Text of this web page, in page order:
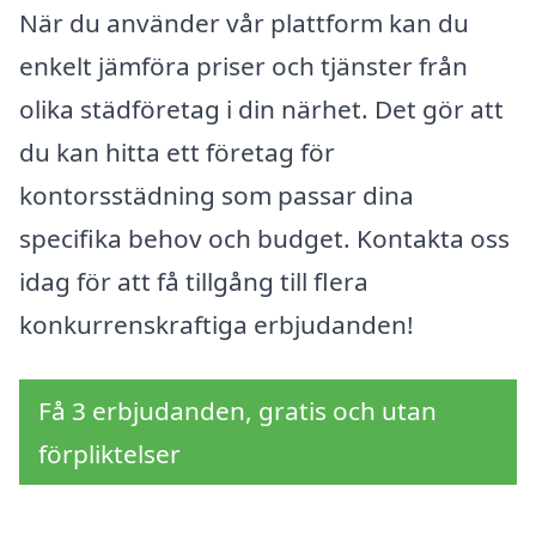
När du använder vår plattform kan du
enkelt jämföra priser och tjänster från
olika städföretag i din närhet. Det gör att
du kan hitta ett företag för
kontorsstädning som passar dina
specifika behov och budget. Kontakta oss
idag för att få tillgång till flera
konkurrenskraftiga erbjudanden!
Få 3 erbjudanden, gratis och utan
förpliktelser